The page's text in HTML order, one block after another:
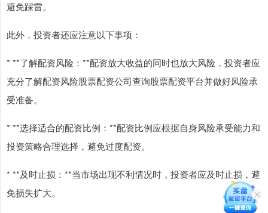
避免踩雷。
此外，投资者还应注意以下事项：
* **了解配资风险：**配资放大收益的同时也放大风险，投资者应
充分了解配资风险股票配资公司查询股票配资平台并做好风险承
受准备。
* **选择适合的配资比例：**配资比例应根据自身风险承受能力和
投资策略合理选择，避免过度配资。
* **及时止损：**当市场出现不利情况时，投资者应及时止损，避
免损失扩大。